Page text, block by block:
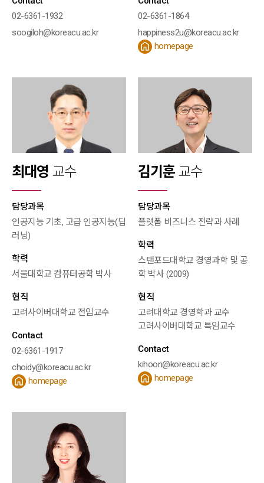
02-6361-1932
soogiloh@koreacu.ac.kr
02-6361-1864
happiness2u@koreacu.ac.kr
homepage
최대영 교수
담당과목
인공지능 기초, 고급 인공지능(딥
러닝)
학력
서울대학교 컴퓨터공학 박사
현직
고려사이버대학교 전임교수
Contact
02-6361-1917
choidy@koreacu.ac.kr
homepage
김기훈 교수
담당과목
플랫폼 비즈니스 전략과 사례
학력
스탠포드대학교 경영과학 및 공
학 박사 (2009)
현직
고려대학교 경영학과 교수
고려사이버대학교 특임교수
Contact
kihoon@koreacu.ac.kr
homepage